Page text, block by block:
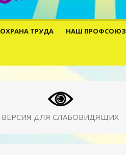
ОХРАНА ТРУДА НАШ ПРОФСОЮЗ
ВЕРСИЯ ДЛЯ СЛАБОВИДЯЩИХ